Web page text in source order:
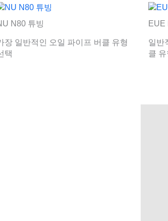
N80 튜빙
장 일반적인 오일 파이프 버클 유형
택
EUE
일반
클